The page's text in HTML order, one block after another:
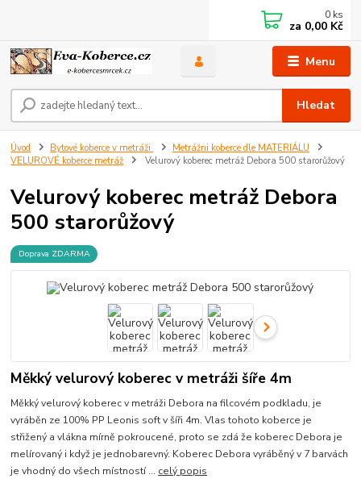
Menu
Hledat
0 ks
za 0,00 Kč
Úvod Bytové koberce v metráži
Metrážni koberce dle MATERIÁLU
VELUROVÉ koberce metráž
Velurový koberec metráž Debora 500 starorůžový
Velurový koberec metráž Debora
500 starorůžový
Doprava ZDARMA
Měkký velurový koberec v metráži šíře 4m
Měkký velurový koberec v metráži Debora na filcovém podkladu, je
vyráběn ze 100% PP Leonis soft v šíři 4m. Vlas tohoto koberce je
střižený a vlákna mírně pokroucené, proto se zdá že koberec Debora je
melírovaný i když je jednobarevný. Koberec Debora vyráběný v 7 barvách
je vhodný do všech místností ... celý popis